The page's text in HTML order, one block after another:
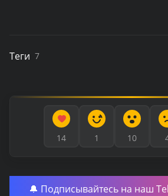
Теги 7
14 1 10
🔔 Подписывайтесь на наш